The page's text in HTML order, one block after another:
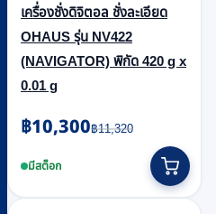
เครื่องชั่งดิจิตอล ชั่งละเอียด
OHAUS รุ่น NV422
(NAVIGATOR) พิกัด 420 g x
0.01 g
฿11,320
Original
price
was:
฿10,300
Current
price
is:มีสต็อก